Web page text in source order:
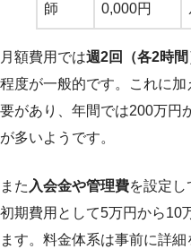
師
0,000円
月額費用では週2回（各2時
程度が一般的です。これに加
要があり、年間では200万円
が多いようです。
また 入会金や管理費を設定し
初期費用として5万円から10
ます。料金体系は事前に詳